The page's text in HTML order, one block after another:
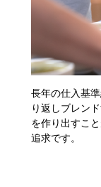
長年の仕入基
り返しブレン
を作り出すこ
追求です。